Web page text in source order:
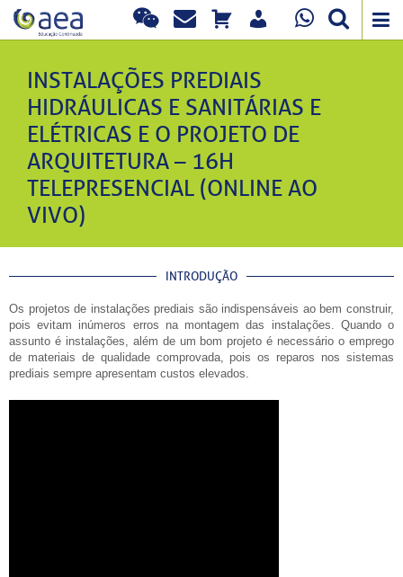
INSTALAÇÕES PREDIAIS
HIDRÁULICAS E SANITÁRIAS E
ELÉTRICAS E O PROJETO DE
ARQUITETURA – 16H
TELEPRESENCIAL (ONLINE AO
VIVO)
INTRODUÇÃO
Os projetos de instalações prediais são indispensáveis ao bem construir,
pois evitam inúmeros erros na montagem das instalações. Quando o
assunto é instalações, além de um bom projeto é necessário o emprego
de materiais de qualidade comprovada, pois os reparos nos sistemas
prediais sempre apresentam custos elevados.